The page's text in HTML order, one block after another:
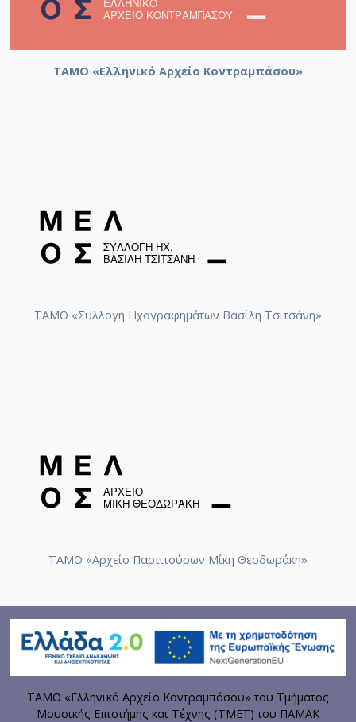
ΤΑΜΟ «Ελληνικό Αρχείο Κοντραμπάσου»
ΤΑΜΟ «Συλλογή Ηχογραφημάτων Βασίλη Τσιτσάνη»
ΤΑΜΟ «Αρχείο Παρτιτούρων Μίκη Θεοδωράκη»
ΤΑΜΟ «Ελληνικό Αρχείο Κοντραμπάσου» του Τμήματος
Μουσικής Επιστήμης και Τέχνης (ΤΜΕΤ) του ΠΑΜΑΚ